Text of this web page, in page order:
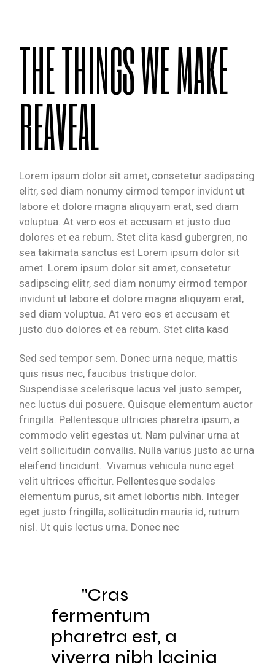
THE THINGS WE MAKE
REAVEAL
Lorem ipsum dolor sit amet, consetetur sadipscing
elitr, sed diam nonumy eirmod tempor invidunt ut
labore et dolore magna aliquyam erat, sed diam
voluptua. At vero eos et accusam et justo duo
dolores et ea rebum. Stet clita kasd gubergren, no
sea takimata sanctus est Lorem ipsum dolor sit
amet. Lorem ipsum dolor sit amet, consetetur
sadipscing elitr, sed diam nonumy eirmod tempor
invidunt ut labore et dolore magna aliquyam erat,
sed diam voluptua. At vero eos et accusam et
justo duo dolores et ea rebum. Stet clita kasd
Sed sed tempor sem. Donec urna neque, mattis
quis risus nec, faucibus tristique dolor.
Suspendisse scelerisque lacus vel justo semper,
nec luctus dui posuere. Quisque elementum auctor
fringilla. Pellentesque ultricies pharetra ipsum, a
commodo velit egestas ut. Nam pulvinar urna at
velit sollicitudin convallis. Nulla varius justo ac urna
eleifend tincidunt. Vivamus vehicula nunc eget
velit ultrices efficitur. Pellentesque sodales
elementum purus, sit amet lobortis nibh. Integer
eget justo fringilla, sollicitudin mauris id, rutrum
nisl. Ut quis lectus urna. Donec nec
Cras
fermentum
pharetra est, a
viverra nibh lacinia